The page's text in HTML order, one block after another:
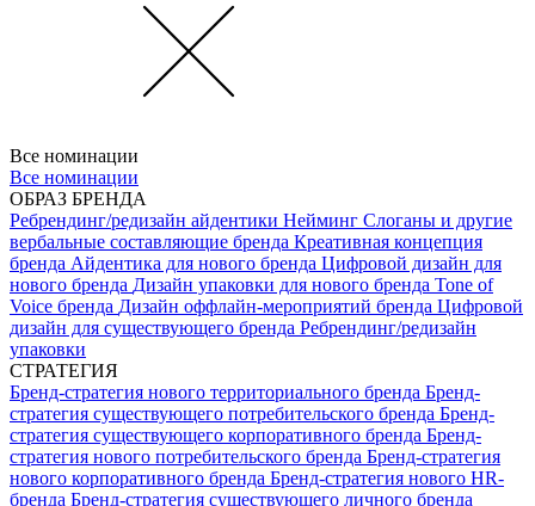
Все номинации
Все номинации
ОБРАЗ БРЕНДА
Ребрендинг/редизайн айдентики Нейминг Слоганы и другие
вербальные составляющие бренда Креативная концепция
бренда Айдентика для нового бренда Цифровой дизайн для
нового бренда Дизайн упаковки для нового бренда Tone of
Voice бренда Дизайн оффлайн-мероприятий бренда Цифровой
дизайн для существующего бренда Ребрендинг/редизайн
упаковки
СТРАТЕГИЯ
Бренд-стратегия нового территориального бренда Бренд-
стратегия существующего потребительского бренда Бренд-
стратегия существующего корпоративного бренда Бренд-
стратегия нового потребительского бренда Бренд-стратегия
нового корпоративного бренда Бренд-стратегия нового HR-
бренда Бренд-стратегия существующего личного бренда